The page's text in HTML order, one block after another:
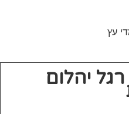
עץ
יהלום